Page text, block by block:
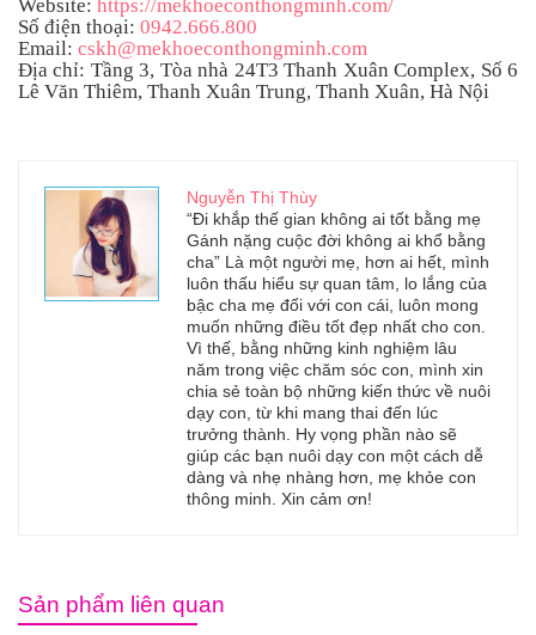
Website: https://mekhoeconthongminh.com/
Số điện thoại: 0942.666.800
Email: cskh@mekhoeconthongminh.com
Địa chỉ: Tầng 3, Tòa nhà 24T3 Thanh Xuân Complex, Số 6
Lê Văn Thiêm, Thanh Xuân Trung, Thanh Xuân, Hà Nội
Nguyễn Thị Thùy
“Đi khắp thế gian không ai tốt bằng mẹ
Gánh nặng cuộc đời không ai khổ bằng
cha” Là một người mẹ, hơn ai hết, mình
luôn thấu hiểu sự quan tâm, lo lắng của
bậc cha mẹ đối với con cái, luôn mong
muốn những điều tốt đẹp nhất cho con.
Vì thế, bằng những kinh nghiệm lâu
năm trong việc chăm sóc con, mình xin
chia sẻ toàn bộ những kiến thức về nuôi
dạy con, từ khi mang thai đến lúc
trưởng thành. Hy vọng phần nào sẽ
giúp các bạn nuôi dạy con một cách dễ
dàng và nhẹ nhàng hơn, mẹ khỏe con
thông minh. Xin cảm ơn!
Sản phẩm liên quan